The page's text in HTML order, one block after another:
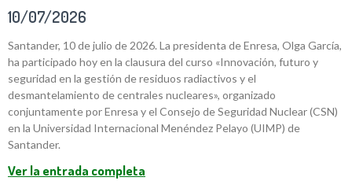
10/07/2026
Santander, 10 de julio de 2026. La presidenta de Enresa, Olga García,
ha participado hoy en la clausura del curso «Innovación, futuro y
seguridad en la gestión de residuos radiactivos y el
desmantelamiento de centrales nucleares», organizado
conjuntamente por Enresa y el Consejo de Seguridad Nuclear (CSN)
en la Universidad Internacional Menéndez Pelayo (UIMP) de
Santander.
Ver la entrada completa